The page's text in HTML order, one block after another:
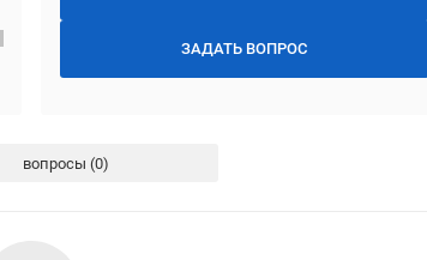
ЗАДАТЬ ВОПРОС
вопросы